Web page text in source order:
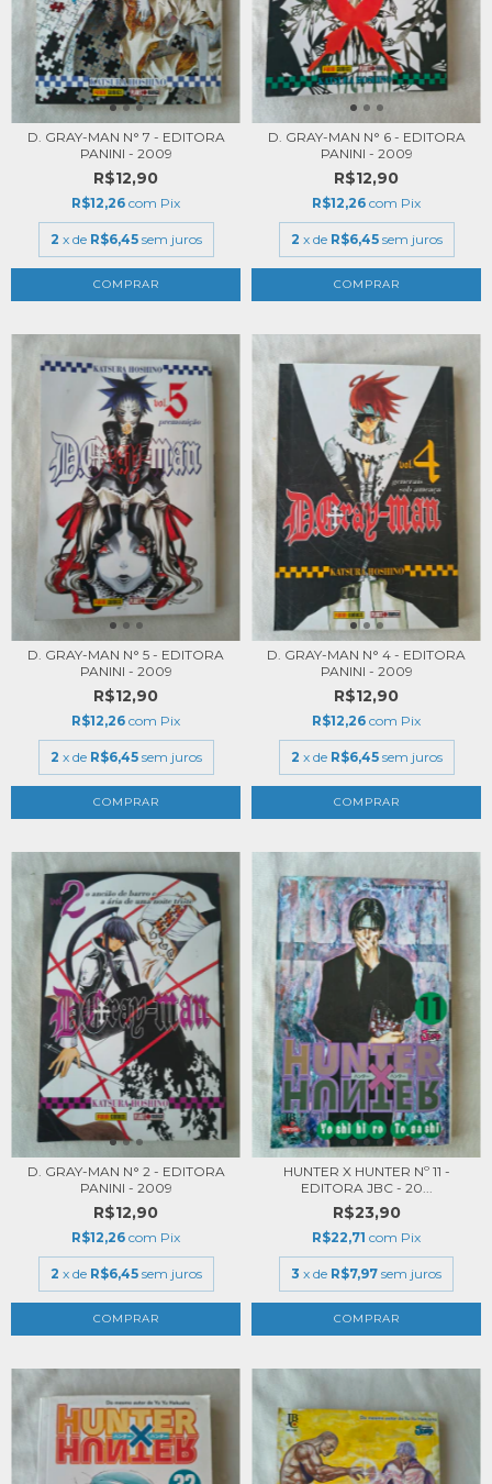
D. GRAY-MAN N° 7 - EDITORA
PANINI - 2009
R$12,90
R$12,26 com Pix
2 x de R$6,45 sem juros
D. GRAY-MAN N° 6 - EDITORA
PANINI - 2009
R$12,90
R$12,26 com Pix
2 x de R$6,45 sem juros
D. GRAY-MAN N° 5 - EDITORA
PANINI - 2009
R$12,90
R$12,26 com Pix
2 x de R$6,45 sem juros
D. GRAY-MAN N° 4 - EDITORA
PANINI - 2009
R$12,90
R$12,26 com Pix
2 x de R$6,45 sem juros
D. GRAY-MAN N° 2 - EDITORA
PANINI - 2009
R$12,90
R$12,26 com Pix
2 x de R$6,45 sem juros
HUNTER X HUNTER Nº 11 -
EDITORA JBC - 20...
R$23,90
R$22,71 com Pix
3 x de R$7,97 sem juros